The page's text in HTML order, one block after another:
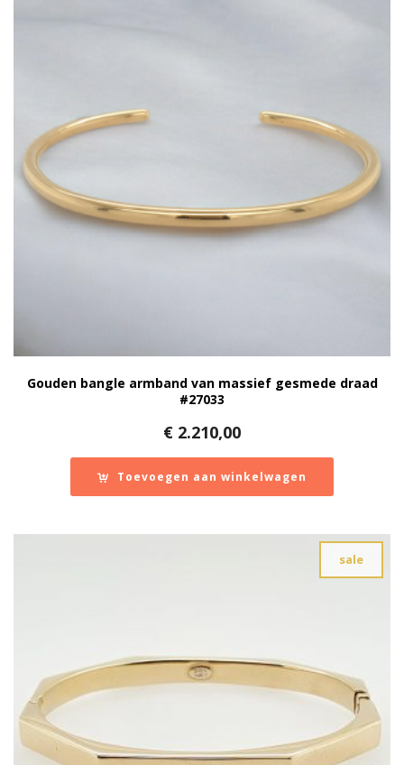
Gouden bangle armband van massief gesmede draad
#27033
€ 2.210,00
Toevoegen aan winkelwagen
sale